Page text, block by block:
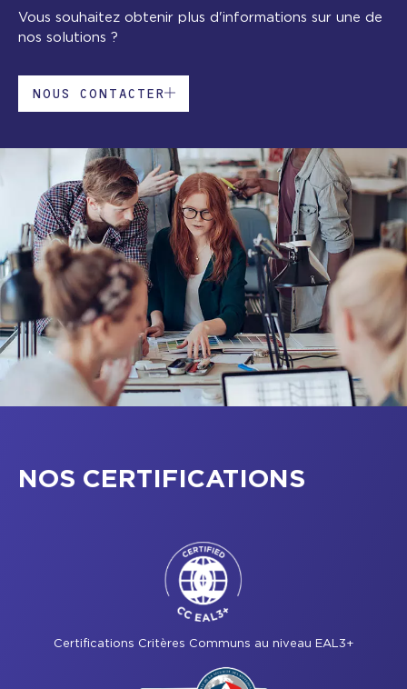
Vous souhaitez obtenir plus d'informations sur une de
nos solutions ?
NOUS CONTACTER
NOS CERTIFICATIONS
Certifications Critères Communs au niveau EAL3+